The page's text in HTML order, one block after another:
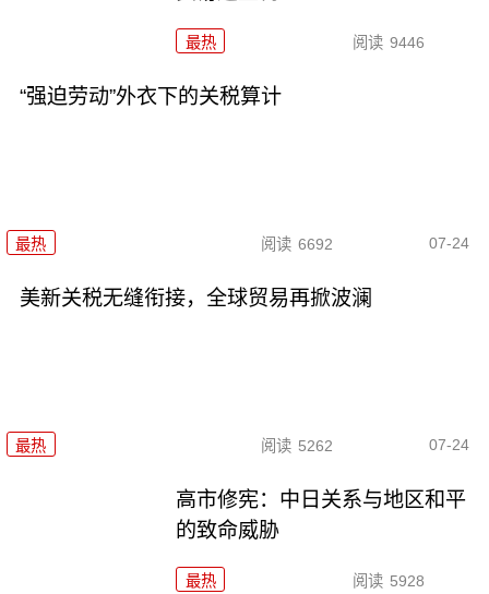
最热 阅读 9446
“强迫劳动”外衣下的关税算计
最热 阅读 6692 07-24
美新关税无缝衔接，全球贸易再掀波澜
最热 阅读 5262 07-24
高市修宪：中日关系与地区和平
的致命威胁
最热 阅读 5928